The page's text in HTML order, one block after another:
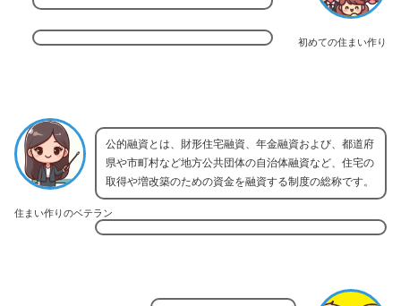
初めての住まい作り
住まい作りのベテラン
公的融資とは、財形住宅融資、年金融資および、都道府
県や市町村など地方公共団体の自治体融資など、住宅の
取得や増改築のための資金を融資する制度の総称です。